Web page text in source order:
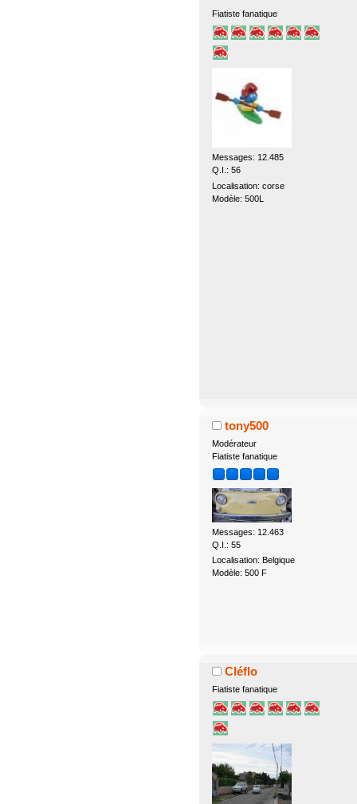
Fiatiste fanatique
Messages: 12.485
Q.I.: 56
Localisation: corse
Modèle: 500L
tony500
Modérateur
Fiatiste fanatique
Messages: 12.463
Q.I.: 55
Localisation: Belgique
Modèle: 500 F
Cléflo
Fiatiste fanatique